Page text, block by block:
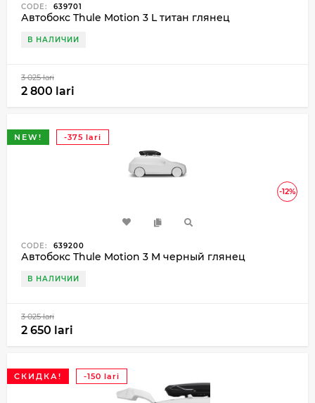
CODE: 639701
Автобокс Thule Motion 3 L титан глянец
В НАЛИЧИИ
3 025 lari
2 800 lari
-12%
NEW! -375 lari
CODE: 639200
Автобокс Thule Motion 3 M черный глянец
В НАЛИЧИИ
3 025 lari
2 650 lari
СКИДКА! -150 lari